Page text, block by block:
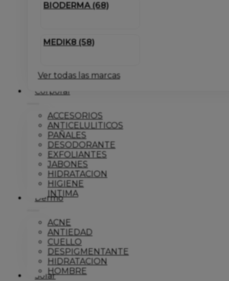
BIODERMA (68)
MEDIK8 (58)
Ver todas las marcas
Corporal
ACCESORIOS
ANTICELULITICOS
PAÑALES
DESODORANTE
EXFOLIANTES
JABONES
HIDRATACION
HIGIENE
INTIMA
Dermo
ACNE
ANTIEDAD
CUELLO
DESPIGMENTANTE
HIDRATACION
HOMBRE
Solar